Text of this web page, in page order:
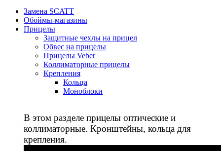
Замена SCATT
Обоймы-магазины
Прицелы
Защитные чехлы на прицел
Обвес на прицелы
Прицелы Veber
Коллиматорные прицелы
Крепления
Кольца
Моноблоки
В этом разделе прицелы оптические и
коллиматорные. Кронштейны, кольца для
крепления.